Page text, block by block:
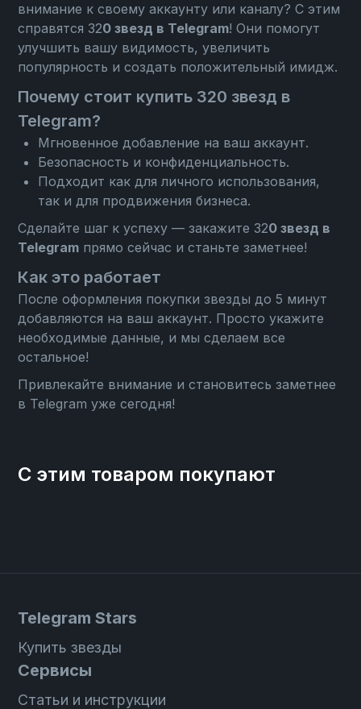
внимание к своему аккаунту или каналу? С этим
справятся 320 звезд в Telegram! Они помогут
улучшить вашу видимость, увеличить
популярность и создать положительный имидж.
Почему стоит купить 320 звезд в
Telegram?
Мгновенное добавление на ваш аккаунт.
Безопасность и конфиденциальность.
Подходит как для личного использования,
так и для продвижения бизнеса.
Сделайте шаг к успеху — закажите 320 звезд в
Telegram прямо сейчас и станьте заметнее!
Как это работает
После оформления покупки звезды до 5 минут
добавляются на ваш аккаунт. Просто укажите
необходимые данные, и мы сделаем все
остальное!
Привлекайте внимание и становитесь заметнее
в Telegram уже сегодня!
С этим товаром покупают
Telegram Stars
Купить звезды
Сервисы
Статьи и инструкции